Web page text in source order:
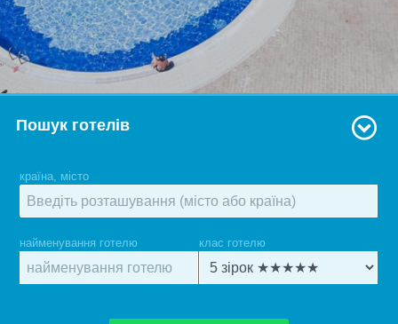
Пошук готелів
країна, місто
найменування готелю клас готелю